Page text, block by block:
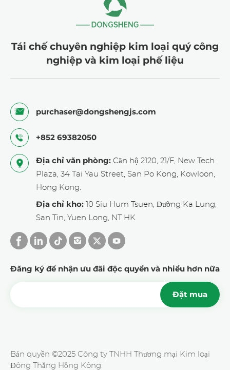
Tái chế chuyên nghiệp kim loại quý công
nghiệp và kim loại phế liệu
purchaser@dongshengjs.com
+852 69382050
Địa chỉ văn phòng: Căn hộ 2120, 21/F, New Tech
Plaza, 34 Tai Yau Street, San Po Kong, Kowloon,
Hong Kong.
Địa chỉ kho: 10 Siu Hum Tsuen, Đường Ka Lung,
San Tin, Yuen Long, NT HK
Đăng ký để nhận ưu đãi độc quyền và nhiều hơn nữa
Đặt mua
Bản quyền ©2025 Công ty TNHH Thương mại Kim loại
Đông Thắng Hồng Kông.